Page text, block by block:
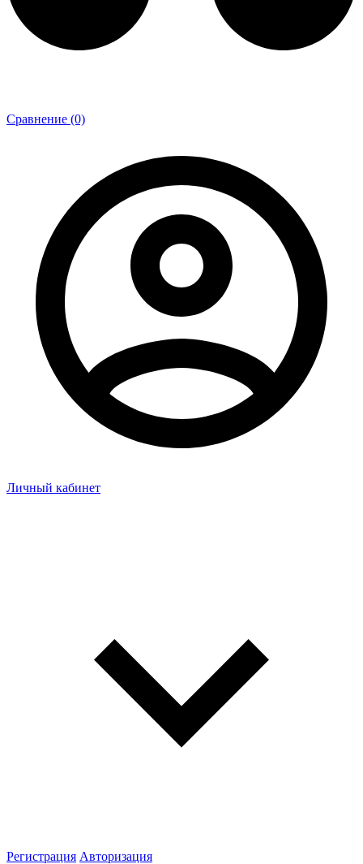
Сравнение (0)
Личный кабинет
Регистрация Авторизация